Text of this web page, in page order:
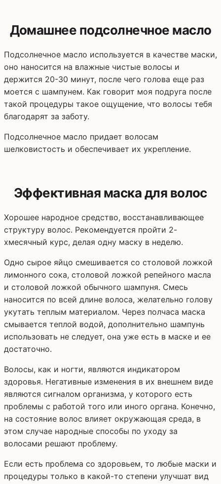
Домашнее подсолнечное масло
Подсолнечное масло используется в качестве маски,
оно наносится на влажные чистые волосы и
держится 20-30 минут, после чего голова еще раз
моется с шампунем. Как говорит моя подруга после
такой процедуры такое ощущение, что волосы тебя
благодарят за заботу.
Подсолнечное масло придает волосам
шелковистость и обеспечивает их укрепление.
Эффективная маска для волос
Хорошее народное средство, восстанавливающее
структуру волос. Рекомендуется пройти 2-
хмесячный курс, делая одну маску в неделю.
Одно сырое яйцо смешивается со столовой ложкой
лимонного сока, столовой ложкой репейного масла
и столовой ложкой обычного шампуня. Смесь
наносится по всей длине волоса, желательно голову
укутать теплым материалом. Через полчаса маска
смывается теплой водой, дополнительно шампунь
использовать не следует, она уже есть в маске и ее
достаточно.
Волосы, как и ногти, являются индикатором
здоровья. Негативные изменения в их внешнем виде
являются сигналом организма, у которого есть
проблемы с работой того или иного органа. Конечно,
на состояние волос влияет окружающая среда, в
этом случае народные способы по уходу за
волосами решают проблему.
Если есть проблема со здоровьем, то любые маски и
процедуры только в какой-то степени улучшат вид